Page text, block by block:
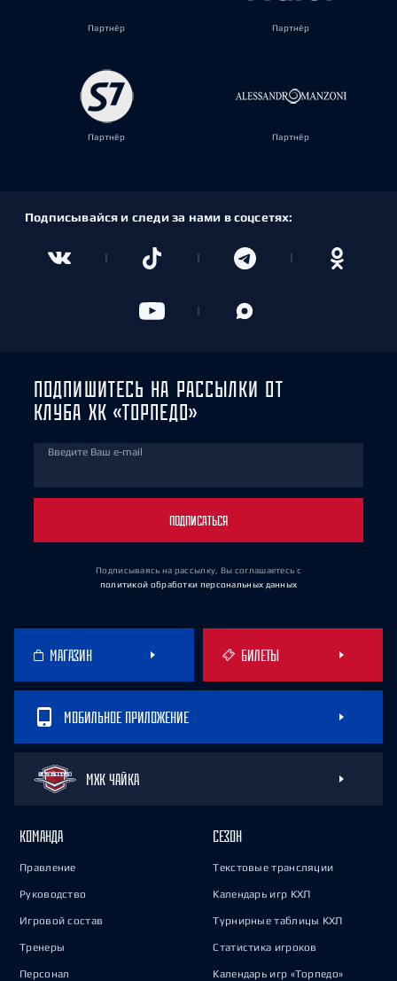
Партнёр Партнёр
Партнёр Партнёр
Подписывайся и следи за нами в соцсетях:
ПОДПИШИТЕСЬ НА РАССЫЛКИ ОТ
КЛУБА ХК «ТОРПЕДО»
Введите Ваш e-mail
ПОДПИСАТЬСЯ
Подписываясь на рассылку, Вы соглашаетесь с
политикой обработки персональных данных
МАГАЗИН БИЛЕТЫ
МОБИЛЬНОЕ ПРИЛОЖЕНИЕ
МХК ЧАЙКА
КОМАНДА
Правление
Руководство
Игровой состав
Тренеры
Персонал
СЕЗОН
Текстовые трансляции
Календарь игр КХЛ
Турнирные таблицы КХЛ
Статистика игроков
Календарь игр «Торпедо»